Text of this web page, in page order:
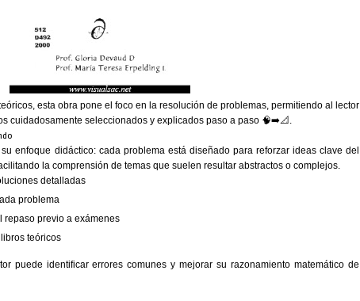
esta obra pone el foco en la resolución de problemas, permitiendo al lector
cuidadosamente seleccionados y explicados paso a paso 🧠➡️📐.
enfoque didáctico: cada problema está diseñado para reforzar ideas clave del
la comprensión de temas que suelen resultar abstractos o complejos.
detalladas
problema
repaso previo a exámenes
teóricos
puede identificar errores comunes y mejorar su razonamiento matemático de